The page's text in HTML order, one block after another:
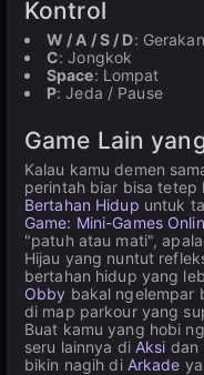
Kontrol
W / A / S / D:
C: Jongkok
Space: Lompat
P: Jeda / Pause
Game Lain
Kalau kamu demen
perintah biar bisa
Bertahan Hidup untuk
Game: Mini-Games
"patuh atau mati",
Hijau yang nuntut
bertahan hidup yang
Obby bakal ngelempar
di map parkour yang
Buat kamu yang hobi
seru lainnya di Aksi dan
bikin nagih di Arkade